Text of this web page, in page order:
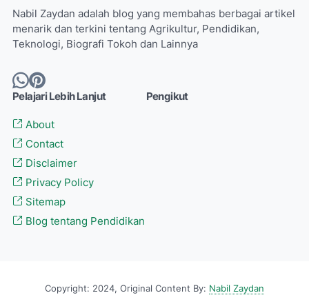
Nabil Zaydan adalah blog yang membahas berbagai artikel
menarik dan terkini tentang Agrikultur, Pendidikan,
Teknologi, Biografi Tokoh dan Lainnya
Pelajari Lebih Lanjut
About
Contact
Disclaimer
Privacy Policy
Sitemap
Blog tentang Pendidikan
Pengikut
Copyright: 2024, Original Content By: Nabil Zaydan